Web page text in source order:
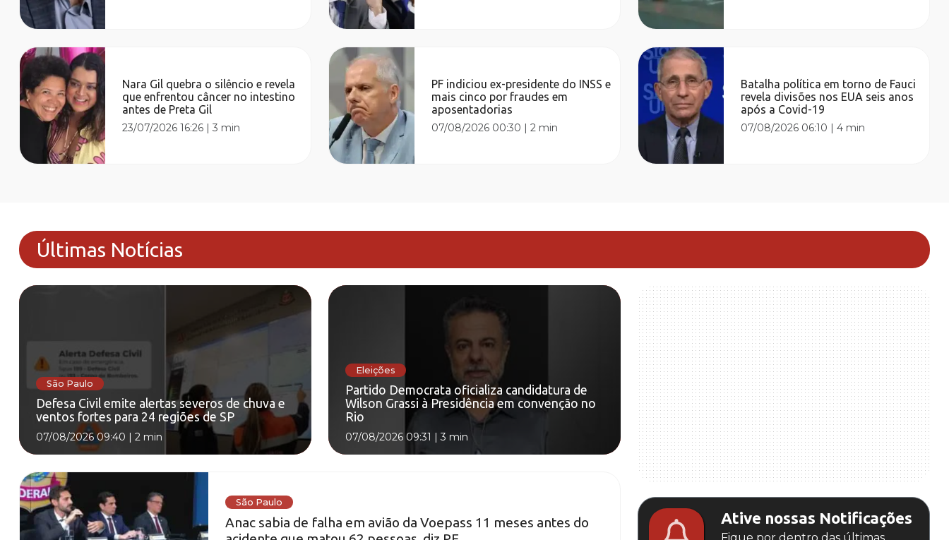
Nara Gil quebra o silêncio e revela
que enfrentou câncer no intestino
antes de Preta Gil
23/07/2026 16:26 |3 min
PF indiciou ex-presidente do INSS e
mais cinco por fraudes em
aposentadorias
07/08/2026 00:30 |2 min
Batalha política em torno de Fauci
revela divisões nos EUA seis anos
após a Covid-19
07/08/2026 06:10 |4 min
Últimas Notícias
São Paulo
Defesa Civil emite alertas severos de chuva e
ventos fortes para 24 regiões de SP
07/08/2026 09:40 | 2 min
Eleições
Partido Democrata oficializa candidatura de
Wilson Grassi à Presidência em convenção no
Rio
07/08/2026 09:31 |3 min
São Paulo
Anac sabia de falha em avião da Voepass 11 meses antes do
Ative nossas Notificações
Fique por dentro das últimas